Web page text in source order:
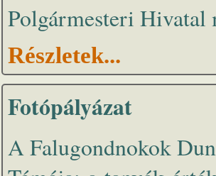
Polgármesteri
Részletek...
Fotópályázat
A Falugondnokok